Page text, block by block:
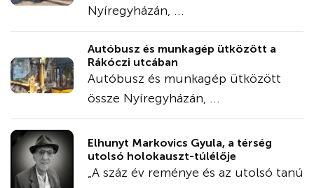
Nyíregyházán, ...
Autóbusz és munkagép ütközött a
Rákóczi utcában
Autóbusz és munkagép ütközött
össze Nyíregyházán, ...
Elhunyt Markovics Gyula, a térség
utolsó holokauszt-túlélője
„A száz év reménye és az utolsó tanú